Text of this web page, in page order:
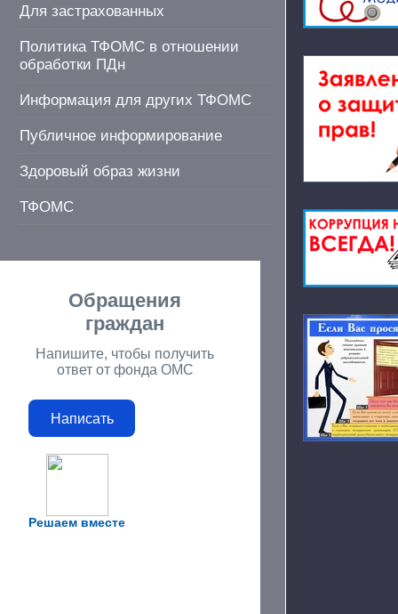
Для застрахованных
Политика ТФОМС в отношении
обработки ПДн
Информация для других ТФОМС
Публичное информирование
Здоровый образ жизни
ТФОМС
Решаем вместе
Обращения
граждан
Напишите, чтобы получить
ответ от фонда ОМС
Написать